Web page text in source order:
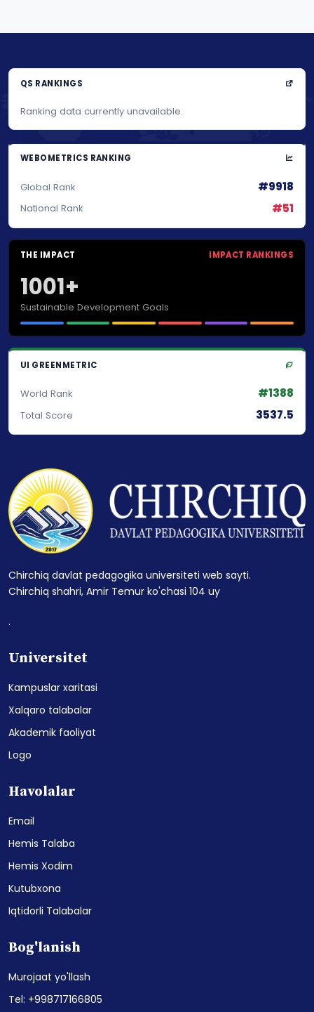
QS RANKINGS
Ranking data currently unavailable.
WEBOMETRICS RANKING
Global Rank #9918
National Rank #51
THE IMPACT IMPACT RANKINGS
1001+
Sustainable Development Goals
UI GREENMETRIC
World Rank #1388
Total Score 3537.5
Chirchiq davlat pedagogika universiteti web sayti.
Chirchiq shahri, Amir Temur ko'chasi 104 uy
.
Universitet
Kampuslar xaritasi
Xalqaro talabalar
Akademik faoliyat
Logo
Havolalar
Email
Hemis Talaba
Hemis Xodim
Kutubxona
Iqtidorli Talabalar
Bog'lanish
Murojaat yo'llash
Tel: +998717166805